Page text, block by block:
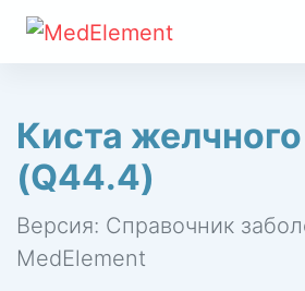
Киста
(Q44.4)
Версия: Справочник
MedElement